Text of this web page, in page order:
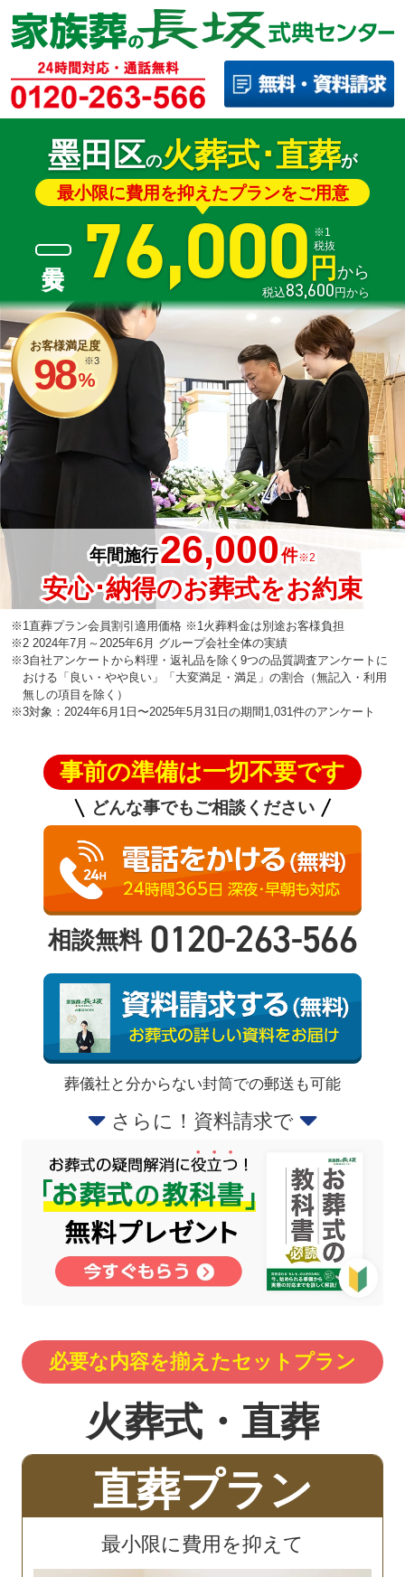
墨田区の火葬式･直葬が
最小限に費用を抑えたプランをご用意
76,000 円から
税抜
※1
税込83,600 円から
お客様満足度
98%
※3
年間施行26,000件※2
安心･納得のお葬式をお約束
※1直葬プラン会員割引適用価格 ※1火葬料金は別途お客様負担
※2 2024年7月～2025年6月 グループ会社全体の実績
※3自社アンケートから料理・返礼品を除く9つの品質調査アンケートに
おける「良い・やや良い」「大変満足・満足」の割合（無記入・利用
無しの項目を除く）
※3対象：2024年6月1日〜2025年5月31日の期間1,031件のアンケート
事前の準備は一切不要です
どんな事でもご相談ください
相談無料 0120-263-566
葬儀社と分からない封筒での郵送も可能
さらに！資料請求で
必要な内容を揃えたセットプラン
火葬式・直葬
直葬プラン
最小限に費用を抑えて